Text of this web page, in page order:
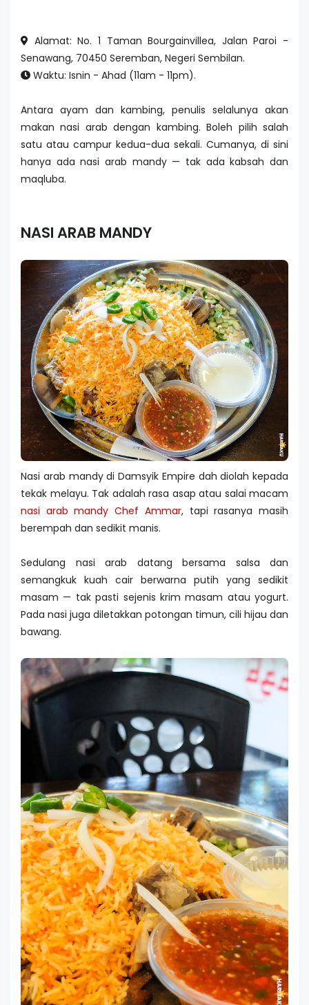
Alamat: No. 1 Taman Bourgainvillea, Jalan Paroi -
Senawang, 70450 Seremban, Negeri Sembilan.
Waktu: Isnin - Ahad (11am - 11pm).
Antara ayam dan kambing, penulis selalunya akan
makan nasi arab dengan kambing. Boleh pilih salah
satu atau campur kedua-dua sekali. Cumanya, di sini
hanya ada nasi arab mandy — tak ada kabsah dan
maqluba.
NASI ARAB MANDY
Nasi arab mandy di Damsyik Empire dah diolah kepada
tekak melayu. Tak adalah rasa asap atau salai macam
nasi arab mandy Chef Ammar, tapi rasanya masih
berempah dan sedikit manis.
Sedulang nasi arab datang bersama salsa dan
semangkuk kuah cair berwarna putih yang sedikit
masam — tak pasti sejenis krim masam atau yogurt.
Pada nasi juga diletakkan potongan timun, cili hijau dan
bawang.